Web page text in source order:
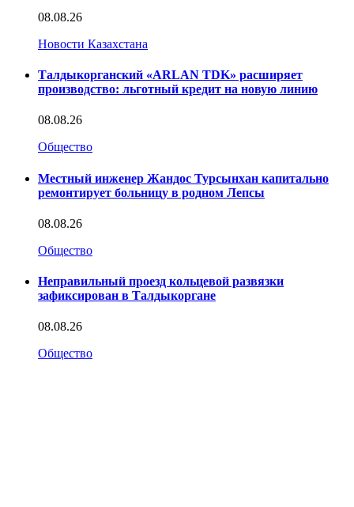
08.08.26
Новости Казахстана
Талдыкорганский «ARLAN TDK» расширяет
производство: льготный кредит на новую линию
08.08.26
Общество
Местный инженер Жандос Турсынхан капитально
ремонтирует больницу в родном Лепсы
08.08.26
Общество
Неправильный проезд кольцевой развязки
зафиксирован в Талдыкоргане
08.08.26
Общество